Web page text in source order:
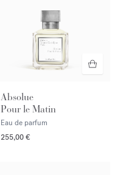
Absolue
Pour le Matin
Eau de parfum
255,00 €